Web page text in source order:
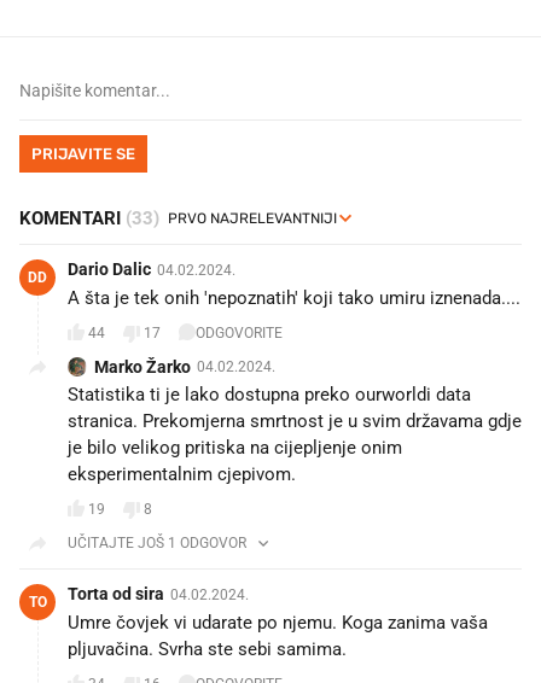
PRIJAVITE SE
KOMENTARI (33)
DD Dario Dalic 04.02.2024.
A šta je tek onih 'nepoznatih' koji tako umiru iznenada....
44 17 ODGOVORITE
Marko Žarko 04.02.2024.
Statistika ti je lako dostupna preko ourworldi data
stranica. Prekomjerna smrtnost je u svim državama gdje
je bilo velikog pritiska na cijepljenje onim
eksperimentalnim cjepivom.
19
8
UČITAJTE JOŠ 1 ODGOVOR
TO Torta od sira 04.02.2024.
Umre čovjek vi udarate po njemu. Koga zanima vaša
pljuvačina. Svrha ste sebi samima.